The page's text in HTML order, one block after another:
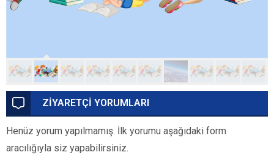
ZİYARETÇİ YORUMLARI
Henüz yorum yapılmamış. İlk yorumu aşağıdaki form
aracılığıyla siz yapabilirsiniz.